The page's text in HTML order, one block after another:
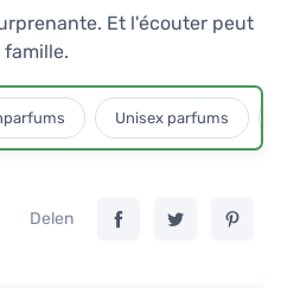
Et l'écouter peut
Unisex parfums
Delen